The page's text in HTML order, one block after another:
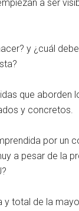
a ser
y ¿cuál
que aborden
y concretos.
por un
a pesar de la
y total de la